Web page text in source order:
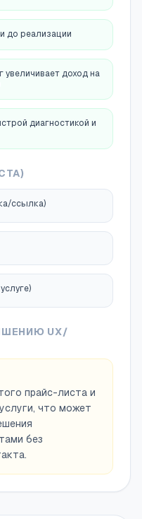
до реализации
увеличивает доход на
диагностикой и
ссылка)
UX/
прайс-листа и
что может
без